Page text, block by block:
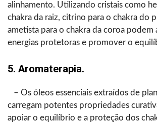
alinhamento. Utilizando cristais como
chakra da raiz, citrino para o chakra do
ametista para o chakra da coroa podem
energias protetoras e promover o
5. Aromaterapia.
– Os óleos essenciais extraídos de
carregam potentes propriedades
apoiar o equilíbrio e a proteção dos